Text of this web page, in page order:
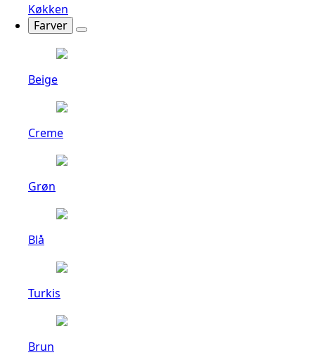
Køkken
Farver
Beige
Creme
Grøn
Blå
Turkis
Brun